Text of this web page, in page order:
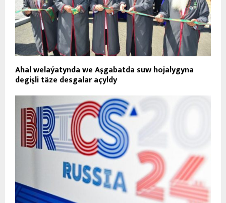
Ahal welaýatynda we Aşgabatda suw hojalygyna
degişli täze desgalar açyldy